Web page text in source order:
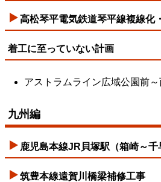
高松琴平電気鉄道琴平線複線化
着工に至っていない計画
アストラムライン広域公園前
九州編
鹿児島本線JR貝塚駅（箱崎～千
筑豊本線遠賀川橋梁補修工事